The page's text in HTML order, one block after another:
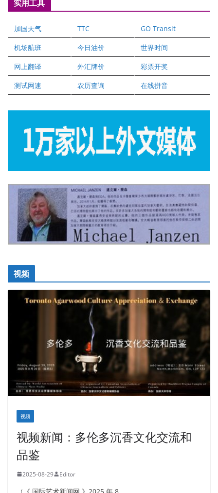
爱德华连锁酒店万锦分店
健健宝公司
二十一世纪美联地产公司
全球趋势移民留学
盛达资本
实用工具
加国天气 TTC GO Transit
机场航班 今日油价 世界时间
网上翻译 外汇牌价 彩票开奖
测试网速 农历查询 在线拼音
视频
视频
视频新闻：多伦多沉香文化交流和
品鉴
2025-08-29 Editor
（《 国际艺术新闻网 》2025 年 8